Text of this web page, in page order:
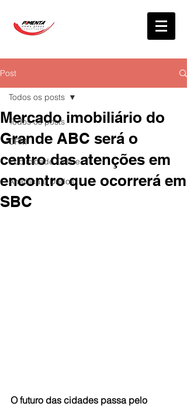
Post
Todos os posts
CRM
Publicidade Online
Analítica e Dados
Todos os posts
Mercado imobiliário do
Grande ABC será o
centro das atenções em
encontro que ocorrerá em
SBC
O futuro das cidades passa pelo